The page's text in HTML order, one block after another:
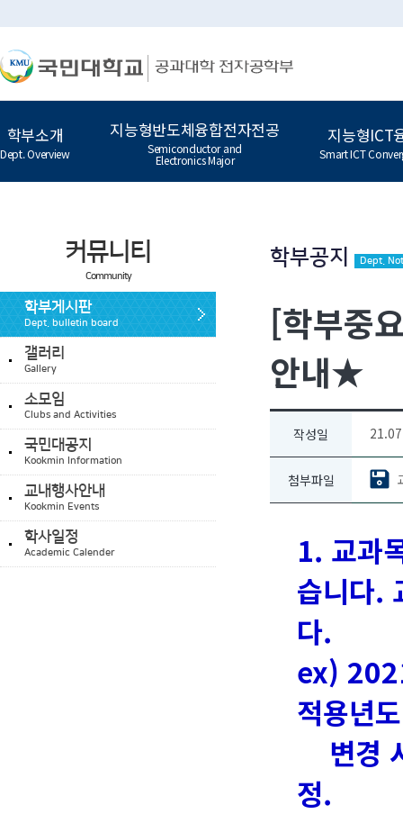
학부소개
Dept. Overview
지능형반도체융합전자전공
Semiconductor and
Electronics Major
지능형ICT
Smart ICT
커뮤니티
Community
학부게시판
Dept. bulletin board
갤러리
Gallery
소모임
Clubs and Activities
국민대공지
Kookmin Information
교내행사안내
Kookmin Events
학사일정
Academic Calender
학부공지 Dept.
[학부중
안내★
작성일
첨부파일
1. 교과
습니다.
다.
ex)
적용년
변경
정.